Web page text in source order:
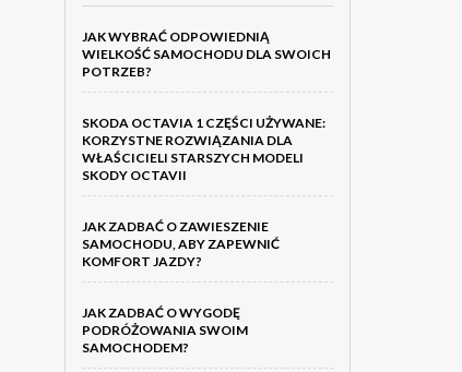
JAK WYBRAĆ ODPOWIEDNIĄ
WIELKOŚĆ SAMOCHODU DLA SWOICH
POTRZEB?
SKODA OCTAVIA 1 CZĘŚCI UŻYWANE:
KORZYSTNE ROZWIĄZANIA DLA
WŁAŚCICIELI STARSZYCH MODELI
SKODY OCTAVII
JAK ZADBAĆ O ZAWIESZENIE
SAMOCHODU, ABY ZAPEWNIĆ
KOMFORT JAZDY?
JAK ZADBAĆ O WYGODĘ
PODRÓŻOWANIA SWOIM
SAMOCHODEM?